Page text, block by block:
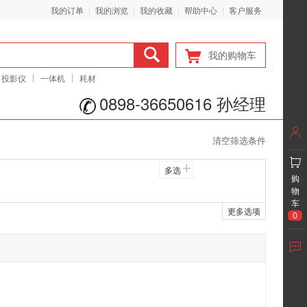
我的订单 我的浏览 我的收藏 帮助中心 客户服务
我的购物车
投影仪 一体机 耗材
0898-36650616 孙经理
清空筛选条件
多选
更多选项
购
物
车
0